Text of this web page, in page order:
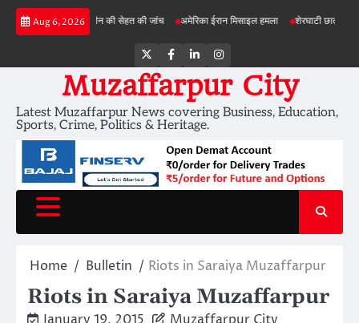
Skip
Aug 6, 2026
में जमीन की सेहत की जांच अमेरिका ईरान मिसाइल हमला शेरघाटी छात्रा दुष्कर्म मामला
Twitter
Facebook
LinkedInInstagram
Muzaffarpur City
Latest Muzaffarpur News covering Business, Education,
Sports, Crime, Politics & Heritage.
Home Bulletin Riots in Saraiya Muzaffarpur
Riots in Saraiya Muzaffarpur